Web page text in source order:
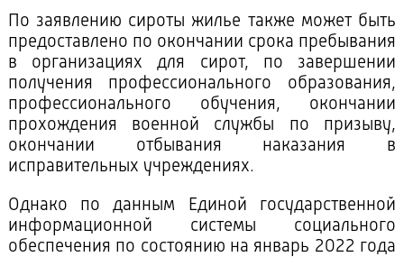
По заявлению сироты жилье также может быть
предоставлено по окончании срока пребывания
в организациях для сирот, по завершении
получения профессионального образования,
профессионального обучения, окончании
прохождения военной службы по призыву,
окончании отбывания наказания в
исправительных учреждениях.
Однако по данным Единой государственной
информационной системы социального
обеспечения по состоянию на январь 2022 года